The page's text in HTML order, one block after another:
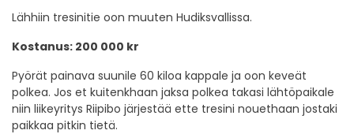
Lähhiin tresinitie oon muuten Hudiksvallissa.
Kostanus: 200 000 kr
Pyörät painava suunile 60 kiloa kappale ja oon keveät
polkea. Jos et kuitenkhaan jaksa polkea takasi lähtöpaikale
niin liikeyritys Riipibo järjestää ette tresini nouethaan jostaki
paikkaa pitkin tietä.